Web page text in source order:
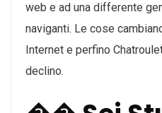
web e ad una differente
naviganti. Le cose
Internet e perfino
declino.